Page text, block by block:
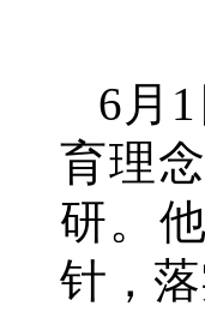
6月 1
育理
研。
针，